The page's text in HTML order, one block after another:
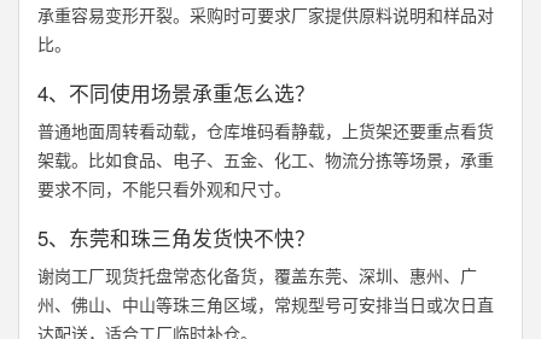
承重容易变形开裂。采购时可要求厂家提供原料说明和样品对
比。
4、不同使用场景承重怎么选？
普通地面周转看动载，仓库堆码看静载，上货架还要重点看货
架载。比如食品、电子、五金、化工、物流分拣等场景，承重
要求不同，不能只看外观和尺寸。
5、东莞和珠三角发货快不快？
谢岗工厂现货托盘常态化备货，覆盖东莞、深圳、惠州、广
州、佛山、中山等珠三角区域，常规型号可安排当日或次日直
达配送，适合工厂临时补仓。